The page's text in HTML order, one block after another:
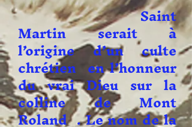
Saint
Martin serait à
l’origine d’un culte
chrétien en l’honneur
du vrai Dieu sur la
colline de Mont
Roland . Le nom de la